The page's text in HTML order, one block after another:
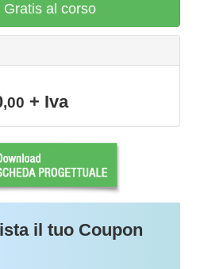
Gratis al corso
,00 + Iva
il tuo Coupon